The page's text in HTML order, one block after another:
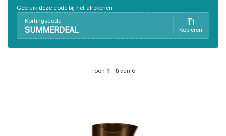
Gebruik deze code bij het afrekenen
Kortingscode
SUMMERDEAL Kopieren
Toon 1 - 6van 6